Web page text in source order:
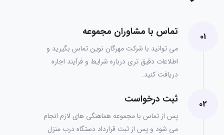
01 تماس با مشاوران مجموعه
می‌ توانید با شرکت مهرگان نوین تماس بگیرید و
اطلاعات دقیق تری درباره شرایط و فرآیند اجاره
دریافت کنید.
02 ثبت درخواست
پس از تماس با مجموعه هماهنگی های لازم انجام
می شود و پس از ثبت قرارداد دستگاه درب منزل